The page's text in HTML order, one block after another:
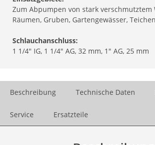
Zum Abpumpen von stark verschmutztem
Räumen, Gruben, Gartengewässer,
Schlauchanschluss:
1 1/4" IG, 1 1/4" AG, 32 mm, 1" AG, 25 mm
Beschreibung Technische Daten
Service Ersatzteile